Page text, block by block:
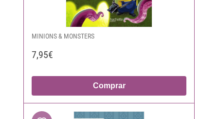
MINIONS & MONSTERS
7,95€
Comprar